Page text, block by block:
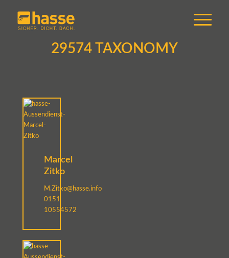
29574 TAXONOMY
Marcel
Zitko
M.Zitko@hasse.info
0151
10554572